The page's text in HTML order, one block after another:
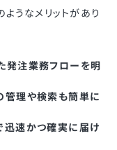
うなメリットがあり
発注業務フローを明
管理や検索も簡単に
迅速かつ確実に届け